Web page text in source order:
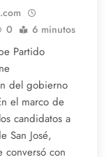
0 6 minutos
Partido
del gobierno
el marco de
candidatos a
San José,
conversó con